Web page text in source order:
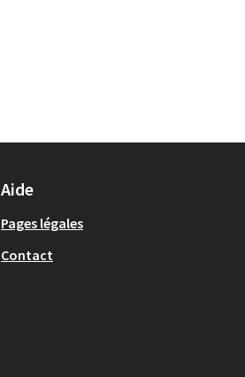
Aide
Pages légales
Contact